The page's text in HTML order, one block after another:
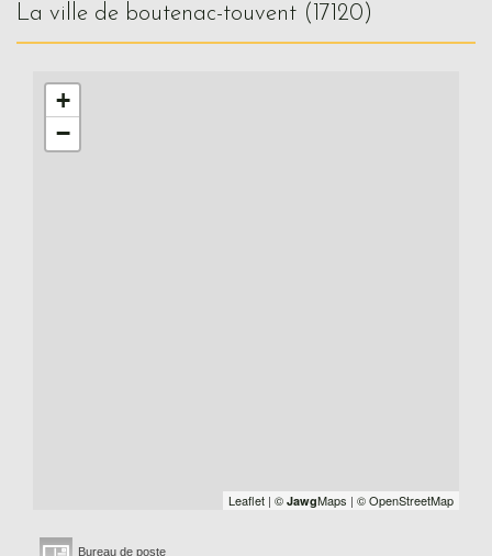
la ville de boutenac-touvent (17120)
+
−
Leaflet | © JawgMaps | © OpenStreetMap
Bureau de poste